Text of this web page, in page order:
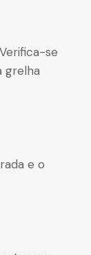
se
grelha
e o